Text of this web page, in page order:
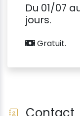
Du 01/07
jours.
Gratuit.
Contact